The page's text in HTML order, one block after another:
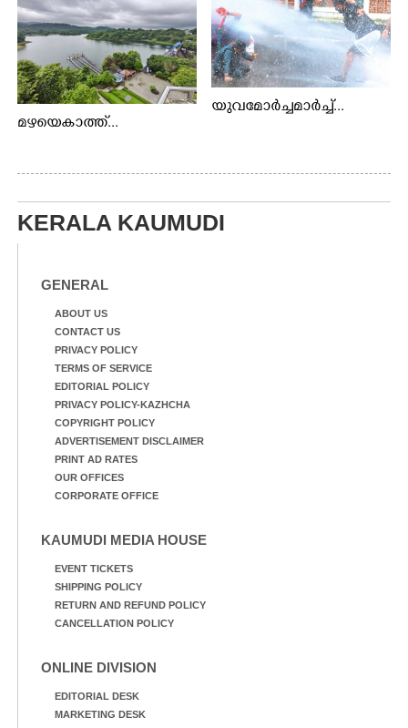
മഴയെകാത്ത്...
യുവമോർച്ചമാർച്ച്...
KERALA KAUMUDI
GENERAL
ABOUT US
CONTACT US
PRIVACY POLICY
TERMS OF SERVICE
EDITORIAL POLICY
PRIVACY POLICY-KAZHCHA
COPYRIGHT POLICY
ADVERTISEMENT DISCLAIMER
PRINT AD RATES
OUR OFFICES
CORPORATE OFFICE
KAUMUDI MEDIA HOUSE
EVENT TICKETS
SHIPPING POLICY
RETURN AND REFUND POLICY
CANCELLATION POLICY
ONLINE DIVISION
EDITORIAL DESK
MARKETING DESK